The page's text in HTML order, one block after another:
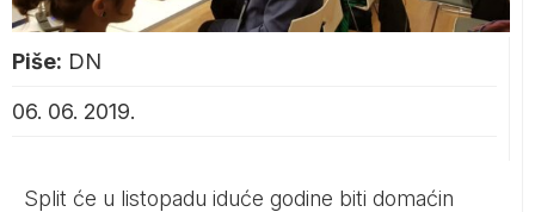
Piše: DN
06. 06. 2019.
Split će u listopadu iduće godine biti domaćin